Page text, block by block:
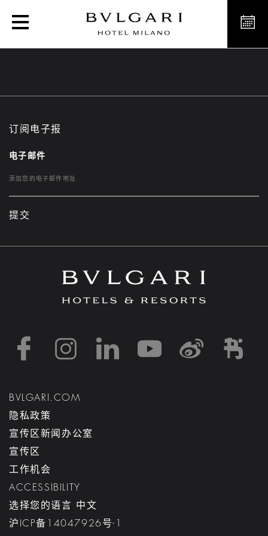
活动
订阅电子报
电子邮件
提交
https://https://https://
https://
BVLGARI.COM
隐私政策
宣传区新闻办公室
宣传区
工作机会
ACCESSIBILITY
选择您的语言 中文
沪ICP备14047926号-1